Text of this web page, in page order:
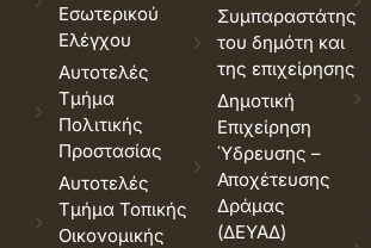
Εσωτερικού
Ελέγχου
Αυτοτελές
Τμήμα
Πολιτικής
Προστασίας
Αυτοτελές
Τμήμα Τοπικής
Οικονομικής
Συμπαραστάτης
του δημότη και
της επιχείρησης
Δημοτική
Επιχείρηση
Ύδρευσης –
Αποχέτευσης
Δράμας
(ΔΕΥΑΔ)